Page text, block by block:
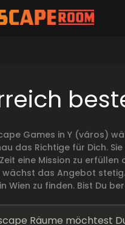
Games in Y (város)
das Richtige für Dich.
eine Mission zu
das Angebot
Wien zu finden. Bist Du